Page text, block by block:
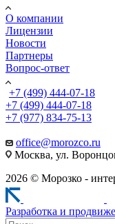
О компании
Лицензии
Новости
Партнеры
Вопрос-ответ
+7 (499) 444-07-18
+7 (499) 444-07-18
+7 (977) 834-75-13
office@morozco.ru
Москва, ул.
2026 © Морозко -
Разработка и